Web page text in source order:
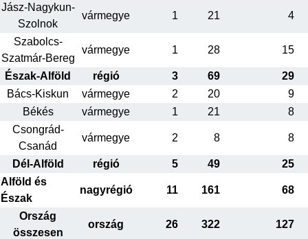
Jász-Nagykun-
Szolnok
vármegye 1 21 4
Szabolcs-
Szatmár-Bereg
vármegye 1 28 15
Észak-Alföld régió 3 69
29
Bács-Kiskun
vármegye 2 20
9
Békés
vármegye 1 21
8
Csongrád-
Csanád
vármegye 2 8 8
Dél-Alföld régió 5 49
25
Alföld és
Észak
nagyrégió 11 161 68
Ország
összesen
ország 26 322 127